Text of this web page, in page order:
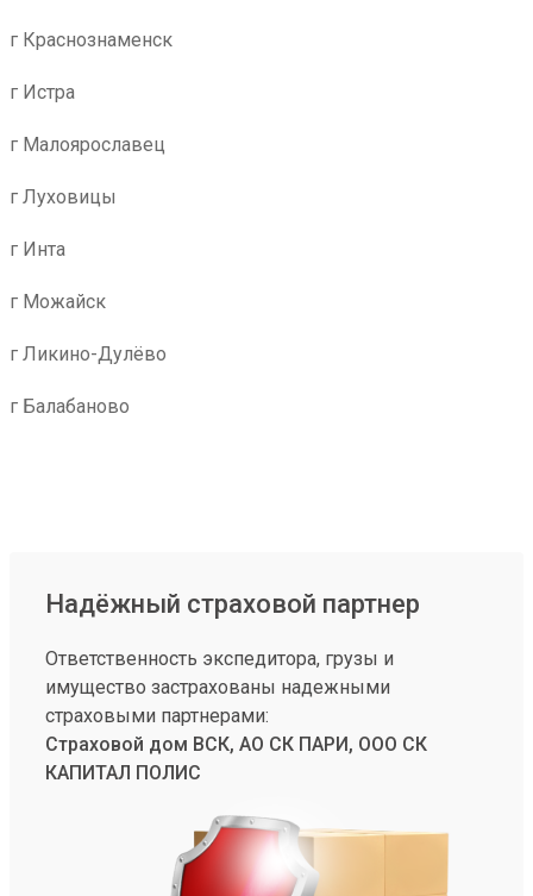
г Краснознаменск
г Истра
г Малоярославец
г Луховицы
г Инта
г Можайск
г Ликино-Дулёво
г Балабаново
Надёжный страховой партнер
Ответственность экспедитора, грузы и
имущество застрахованы надежными
страховыми партнерами:
Страховой дом ВСК, АО СК ПАРИ, ООО СК
КАПИТАЛ ПОЛИС